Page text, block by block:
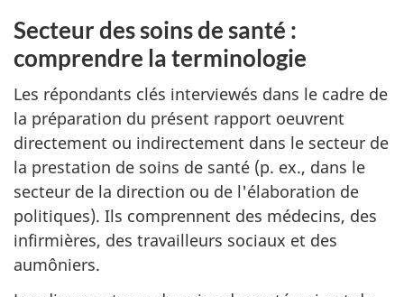
Secteur des soins de santé :
comprendre la terminologie
Les répondants clés interviewés dans le cadre de
la préparation du présent rapport oeuvrent
directement ou indirectement dans le secteur de
la prestation de soins de santé (p. ex., dans le
secteur de la direction ou de l'élaboration de
politiques). Ils comprennent des médecins, des
infirmières, des travailleurs sociaux et des
aumôniers.